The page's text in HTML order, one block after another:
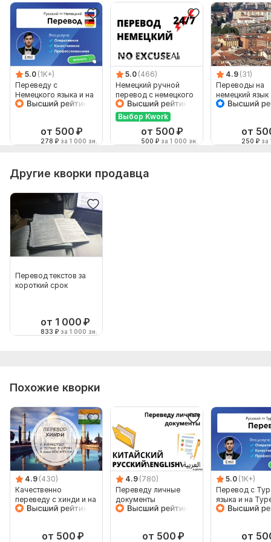
5.0 (1K+)
Переведу с
Немецкого языка и на
Немецкий язык от
от 500 ₽
278 ₽ за 1 000 зн.
5.0 (466)
Немецкий ручной
перевод с немецкого
на немецкий
Выбор Kwork
от 500 ₽
500 ₽ за 1 000 зн.
4.9 (31)
Переводы на
немецкий язык
от
250 ₽ за
Другие кворки продавца
Перевод текстов за
короткий срок
от 1 000 ₽
833 ₽ за 1 000 зн.
Похожие кворки
4.9 (430)
Качественно
переведу с хинди и на
хинди
от 500 ₽
4.9 (780)
Переведу личные
документы
от 500 ₽
5.0 (1K+)
Перевод с
языка и на
язык от
от